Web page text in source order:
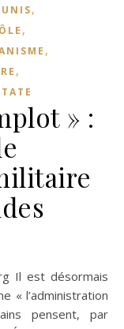
,
,
,
,
» :
« l’administration
pensent, par